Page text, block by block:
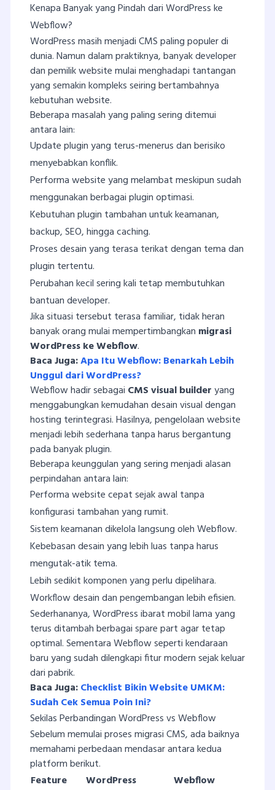
Kenapa Banyak yang Pindah dari WordPress ke
Webflow?
WordPress masih menjadi CMS paling populer di
dunia. Namun dalam praktiknya, banyak developer
dan pemilik website mulai menghadapi tantangan
yang semakin kompleks seiring bertambahnya
kebutuhan website.
Beberapa masalah yang paling sering ditemui
antara lain:
Update plugin yang terus-menerus dan berisiko
menyebabkan konflik.
Performa website yang melambat meskipun sudah
menggunakan berbagai plugin optimasi.
Kebutuhan plugin tambahan untuk keamanan,
backup, SEO, hingga caching.
Proses desain yang terasa terikat dengan tema dan
plugin tertentu.
Perubahan kecil sering kali tetap membutuhkan
bantuan developer.
Jika situasi tersebut terasa familiar, tidak heran
banyak orang mulai mempertimbangkan migrasi
WordPress ke Webflow.
Baca Juga:Apa Itu Webflow: Benarkah Lebih
Unggul dari WordPress?
Webflow hadir sebagai CMS visual builderyang
menggabungkan kemudahan desain visual dengan
hosting terintegrasi. Hasilnya, pengelolaan website
menjadi lebih sederhana tanpa harus bergantung
pada banyak plugin.
Beberapa keunggulan yang sering menjadi alasan
perpindahan antara lain:
Performa website cepat sejak awal tanpa
konfigurasi tambahan yang rumit.
Sistem keamanan dikelola langsung oleh Webflow.
Kebebasan desain yang lebih luas tanpa harus
mengutak-atik tema.
Lebih sedikit komponen yang perlu dipelihara.
Workflow desain dan pengembangan lebih efisien.
Sederhananya, WordPress ibarat mobil lama yang
terus ditambah berbagai spare part agar tetap
optimal. Sementara Webflow seperti kendaraan
baru yang sudah dilengkapi fitur modern sejak keluar
dari pabrik.
Baca Juga:Checklist Bikin Website UMKM:
Sudah Cek Semua Poin Ini?
Sekilas Perbandingan WordPress vs Webflow
Sebelum memulai proses migrasi CMS, ada baiknya
memahami perbedaan mendasar antara kedua
platform berikut.
Feature
WordPress Webflow